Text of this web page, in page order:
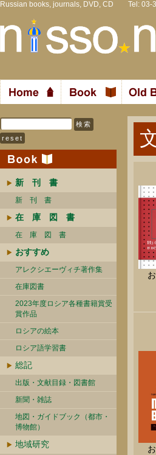
Russian books, journals, DVD, CD Tel:
新 刊 書
新 刊 書
在 庫 図 書
在 庫 図 書
おすすめ
アレクシエーヴィチ著作集
在庫図書
2023年度ロシア各種書籍賞受
賞作品
ロシアの絵本
ロシア語学習書
総記
出版・文献目録・図書館
新聞・雑誌
地図・ガイドブック（都市・
博物館）
地域研究